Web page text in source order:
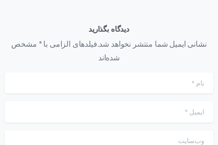
دیدگاه بگذارید
نشانی ایمیل شما منتشر نخواهد شد.فیلدهای الزامی با * مشخص
شده‌اند
*
ایمیل
وب‌سایت